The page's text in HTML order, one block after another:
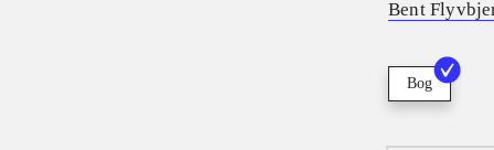
Bent
Bog